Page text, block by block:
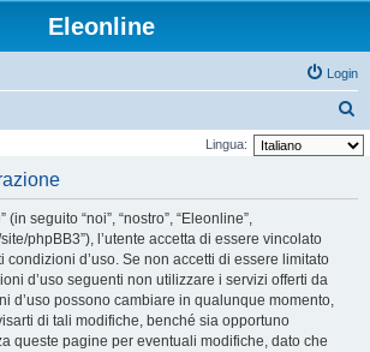
Eleonline
Login
e
Lingua:
seguito “noi”, “nostro”, “Eleonline”,
phpBB3”), l’utente accetta di essere vincolato
condizioni d’uso. Se non accetti di essere limitato
d’uso seguenti non utilizzare i servizi offerti da
d’uso possono cambiare in qualunque momento,
di tali modifiche, benché sia opportuno
queste pagine per eventuali modifiche, dato che